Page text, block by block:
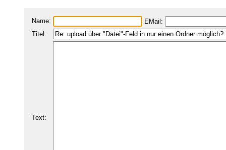
Name:
EMail:
Titel:
Text: